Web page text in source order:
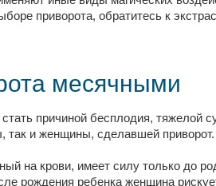
приворота, обратитесь к
месячными
причиной бесплодия, тяжелой
и женщины, сделавшей
на крови, имеет силу только до
рождения ребенка женщина